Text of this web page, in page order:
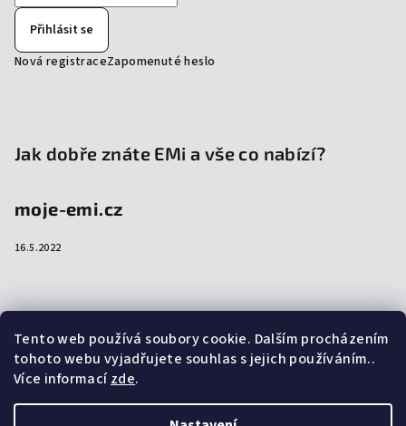
Tento web používá soubory cookie. Dalším procházením
tohoto webu vyjadřujete souhlas s jejich používáním..
Více informacízde.
Přihlásit se
Nová registraceZapomenuté heslo
Jak dobře znáte EMi a vše co nabízí?
moje-emi.cz
16.5.2022
Přijímáme online platby